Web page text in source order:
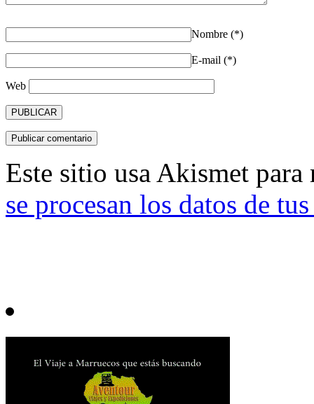
Nombre (*)
E-mail (*)
Web
Este sitio usa Akismet
se procesan los datos de